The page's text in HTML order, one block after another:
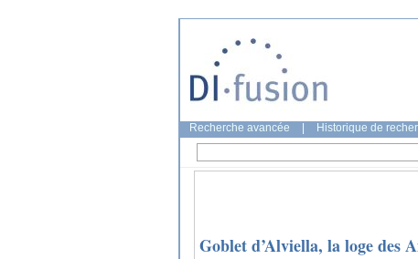
Recherche avancée Historique de
Goblet d’Alviella, la loge des